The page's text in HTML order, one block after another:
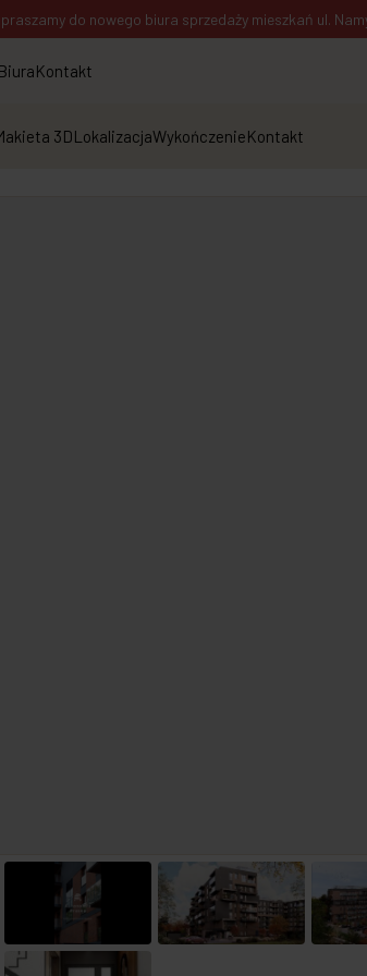
do nowego biura sprzedaży mieszkań ul.
BiuraKontakt
3DLokalizacjaWykończenieKontakt